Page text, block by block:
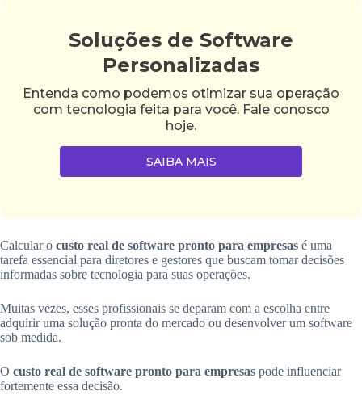
Soluções de Software
Personalizadas
Entenda como podemos otimizar sua operação
com tecnologia feita para você. Fale conosco
hoje.
SAIBA MAIS
Calcular o custo real de software pronto para empresas é uma
tarefa essencial para diretores e gestores que buscam tomar decisões
informadas sobre tecnologia para suas operações.
Muitas vezes, esses profissionais se deparam com a escolha entre
adquirir uma solução pronta do mercado ou desenvolver um software
sob medida.
O custo real de software pronto para empresas pode influenciar
fortemente essa decisão.